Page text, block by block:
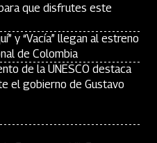
que disfrutes este
y “Vacía” llegan al estreno
de Colombia
de la UNESCO destaca
el gobierno de Gustavo